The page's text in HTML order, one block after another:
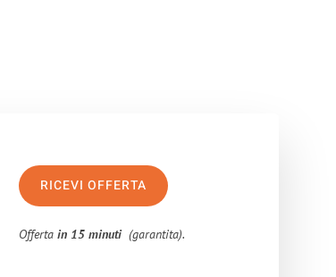
RICEVI OFFERTA
Offertain 15 minuti (garantita).